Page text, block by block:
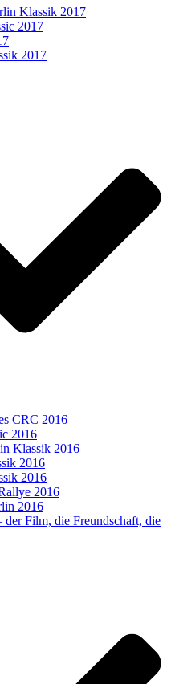
Klassik 2017
2017
2017
CRC 2016
2016
Klassik 2016
2016
2016
2016
2016
der Film, die Freundschaft, die